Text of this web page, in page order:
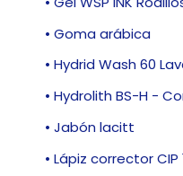
• Goma arábica
• Hydrid Wash 60
• Hydrolith BS-H -
• Jabón lacitt
• Lápiz corrector CIP